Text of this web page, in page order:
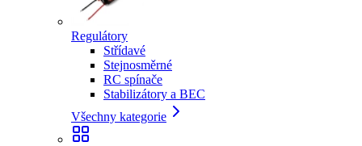
Regulátory
Střídavé
Stejnosměrné
RC spínače
Stabilizátory a BEC
Všechny kategorie